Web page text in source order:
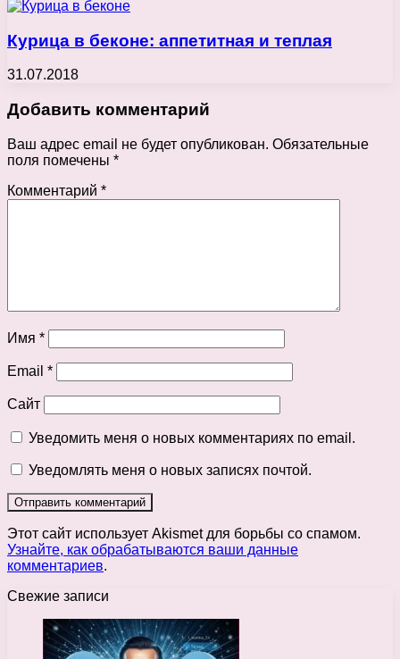
Курица в беконе: аппетитная и теплая
31.07.2018
Добавить комментарий
Ваш адрес email не будет опубликован. Обязательные
поля помечены *
Комментарий *
Имя *
Email *
Сайт
Уведомить меня о новых комментариях по email.
Уведомлять меня о новых записях почтой.
Этот сайт использует Akismet для борьбы со спамом.
Узнайте, как обрабатываются ваши данные
комментариев.
Свежие записи